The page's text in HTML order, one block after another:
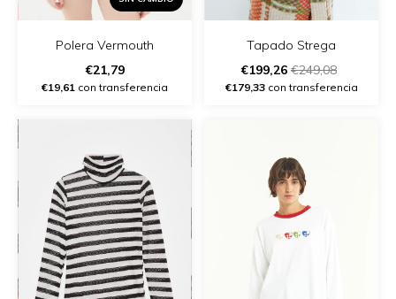
Polera Vermouth
€21,79
€19,61 con transferencia
Tapado Strega
€199,26 €249,08
€179,33con transferencia